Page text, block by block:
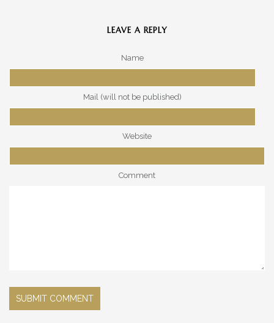
LEAVE A REPLY
Name
Mail (will not be published)
Website
Comment